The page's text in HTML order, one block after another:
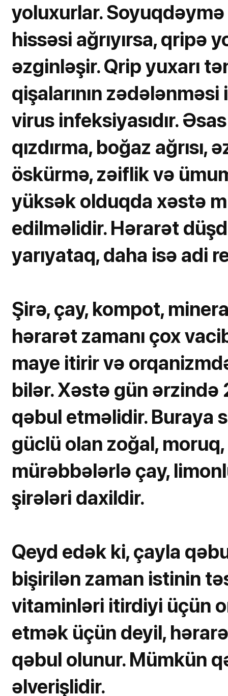
yoluxurlar.
hissəsi ağrıyırsa, qripə
əzginləşir. Qrip yuxarı
qişalarının
virus infeksiyasıdır.
qızdırma, boğaz ağrısı,
öskürmə, zəiflik və
yüksək olduqda xəstə
edilməlidir. Hərarət
yarıyataq, daha isə adi
Şirə, çay, kompot,
hərarət zamanı çox
maye itirir və
bilər. Xəstə gün
qəbul etməlidir. Buraya
güclü olan zoğal,
mürəbbələrlə çay,
şirələri daxildir.
Qeyd edək ki, çayla
bişirilən zaman istinin
vitaminləri itirdiyi üçün
etmək üçün deyil,
qəbul olunur. Mümkün
əlverişlidir.